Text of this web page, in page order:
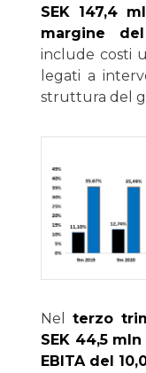
SEK 147,4
margine del
include costi
legati a
struttura del
Nel terzo
SEK 44,5 mln
EBITA del